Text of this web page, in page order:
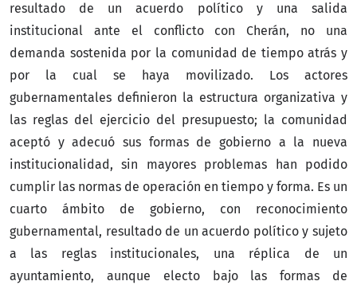
resultado de un acuerdo político y una salida
institucional ante el conflicto con Cherán, no una
demanda sostenida por la comunidad de tiempo atrás y
por la cual se haya movilizado. Los actores
gubernamentales definieron la estructura organizativa y
las reglas del ejercicio del presupuesto; la comunidad
aceptó y adecuó sus formas de gobierno a la nueva
institucionalidad, sin mayores problemas han podido
cumplir las normas de operación en tiempo y forma. Es un
cuarto ámbito de gobierno, con reconocimiento
gubernamental, resultado de un acuerdo político y sujeto
a las reglas institucionales, una réplica de un
ayuntamiento, aunque electo bajo las formas de